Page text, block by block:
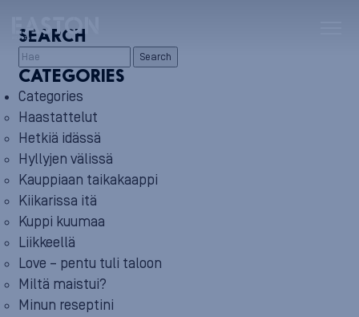
SEARCH
Search
CATEGORIES
Categories
Haastattelut
Hetkiä idässä
Hyllyjen välissä
Kauppiaan taikakaappi
Kiikarissa itä
Kuppi kuumaa
Liikkeellä
Love – pentu tuli taloon
Miltä maistui?
Minun reseptini